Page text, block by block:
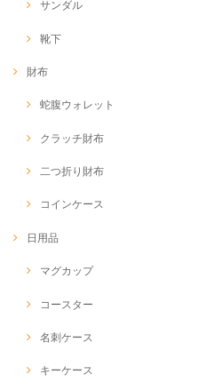
サンダル
靴下
財布
蛇腹ウォレット
クラッチ財布
二つ折り財布
コインケース
日用品
マグカップ
コースター
名刺ケース
キーケース